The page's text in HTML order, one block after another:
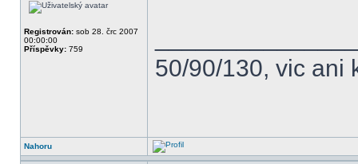
Registrován: sob 28. črc 2007
00:00:00
Příspěvky: 759
50/90/130, vic ani
Nahoru